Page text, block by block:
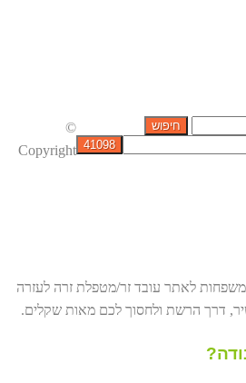
משפחות לאתר עובד זר/מטפלת זרה לעזרה
דרך הרשת ולחסוך לכם מאות שקלים.
©
Copyright